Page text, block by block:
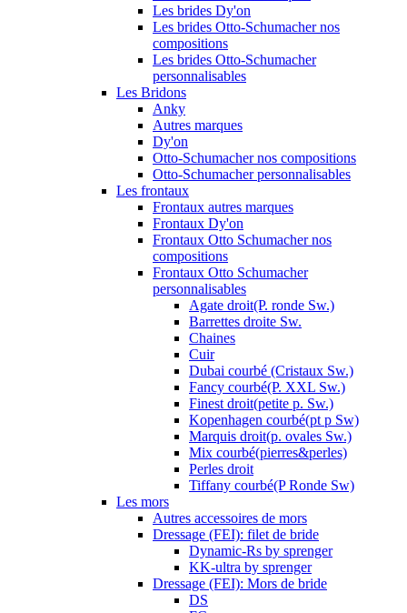
Les brides Dy'on
Les brides Otto-Schumacher nos
compositions
Les brides Otto-Schumacher
personnalisables
Les Bridons
Anky
Autres marques
Dy'on
Otto-Schumacher nos compositions
Otto-Schumacher personnalisables
Les frontaux
Frontaux autres marques
Frontaux Dy'on
Frontaux Otto Schumacher nos
compositions
Frontaux Otto Schumacher
personnalisables
Agate droit(P. ronde Sw.)
Barrettes droite Sw.
Chaines
Cuir
Dubai courbé (Cristaux Sw.)
Fancy courbé(P. XXL Sw.)
Finest droit(petite p. Sw.)
Kopenhagen courbé(pt p Sw)
Marquis droit(p. ovales Sw.)
Mix courbé(pierres&perles)
Perles droit
Tiffany courbé(P Ronde Sw)
Les mors
Autres accessoires de mors
Dressage (FEI): filet de bride
Dynamic-Rs by sprenger
KK-ultra by sprenger
Dressage (FEI): Mors de bride
DS